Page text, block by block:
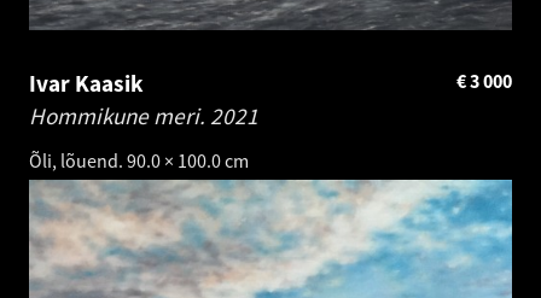
Ivar Kaasik
Hommikune meri. 2021
Õli, lõuend. 90.0 × 100.0 cm
3 000
€